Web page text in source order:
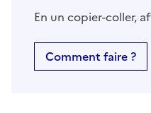
En un copier-coller,
Comment faire ?